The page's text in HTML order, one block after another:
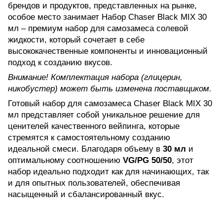
брендов и продуктов, представленных на рынке,
особое место занимает Набор Chaser Black MIX 30
мл – премиум набор для самозамеса солевой
жидкости, который сочетает в себе
высококачественные компоненты и инновационный
подход к созданию вкусов.
Внимание! Комплектация набора (глицерин,
никобустер) может быть изменена поставщиком.
Готовый набор для самозамеса Chaser Black MIX 30
мл представляет собой уникальное решение для
ценителей качественного вейпинга, которые
стремятся к самостоятельному созданию
идеальной смеси. Благодаря объему в 30 мл и
оптимальному соотношению VG/PG 50/50, этот
набор идеально подходит как для начинающих, так
и для опытных пользователей, обеспечивая
насыщенный и сбалансированный вкус.